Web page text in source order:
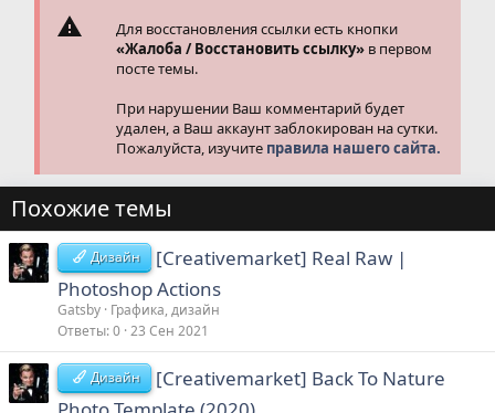
Для восстановления ссылки есть кнопки
«Жалоба / Восстановить ссылку» в первом
посте темы.
При нарушении Ваш комментарий будет
удален, а Ваш аккаунт заблокирован на сутки.
Пожалуйста, изучите правила нашего сайта.
Похожие темы
Дизайн
[Creativemarket] Real Raw |
Photoshop Actions
Gatsby Графика, дизайн
Ответы 0 23 Сен 2021
Дизайн
[Creativemarket] Back To Nature